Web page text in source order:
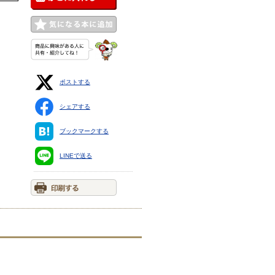
ポストする
シェアする
ブックマークする
LINEで送る